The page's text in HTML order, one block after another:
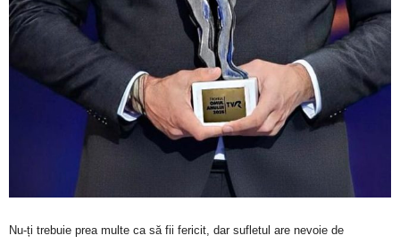
Nu-ți trebuie prea multe ca să fii fericit, dar sufletul are nevoie de